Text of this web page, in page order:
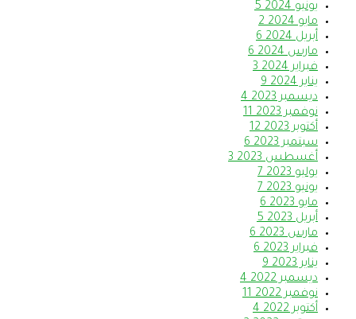
يونيو 2024
5
مايو 2024
2
أبريل 2024
6
مارس 2024
6
فبراير 2024
3
يناير 2024
9
ديسمبر 2023
4
نوفمبر 2023
11
أكتوبر 2023
12
سبتمبر 2023
6
أغسطس 2023
3
يوليو 2023
7
يونيو 2023
7
مايو 2023
6
أبريل 2023
5
مارس 2023
6
فبراير 2023
6
يناير 2023
9
ديسمبر 2022
4
نوفمبر 2022
11
أكتوبر 2022
4